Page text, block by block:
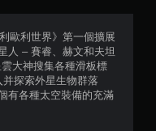
5
顆
星
歐利世界》第一個擴展
人 – 賽睿、赫文和夫坦
大神搜集各種滑板標
探索外星生物群落
有各種太空裝備的充滿